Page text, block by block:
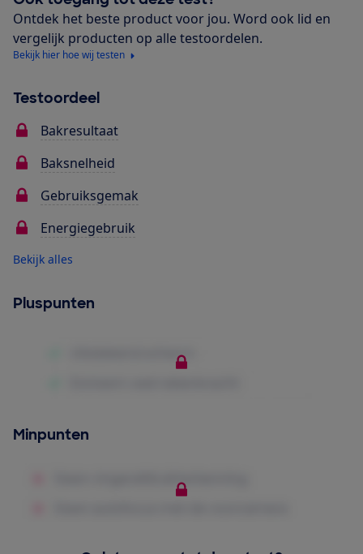
Ontdek het beste product voor jou. Word ook lid en
vergelijk producten op alle testoordelen.
Bekijk hier hoe wij testen
Testoordeel
Bakresultaat
Baksnelheid
Gebruiksgemak
Energiegebruik
Bekijk alles
Pluspunten
Minpunten